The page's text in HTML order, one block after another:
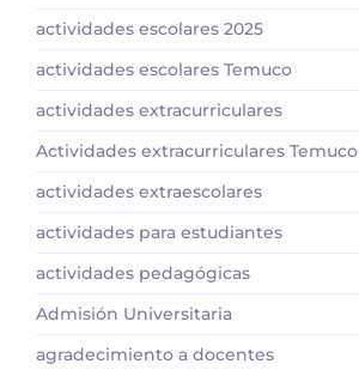
actividades escolares 2025
actividades escolares Temuco
actividades extracurriculares
Actividades extracurriculares Temuco
actividades extraescolares
actividades para estudiantes
actividades pedagógicas
Admisión Universitaria
agradecimiento a docentes